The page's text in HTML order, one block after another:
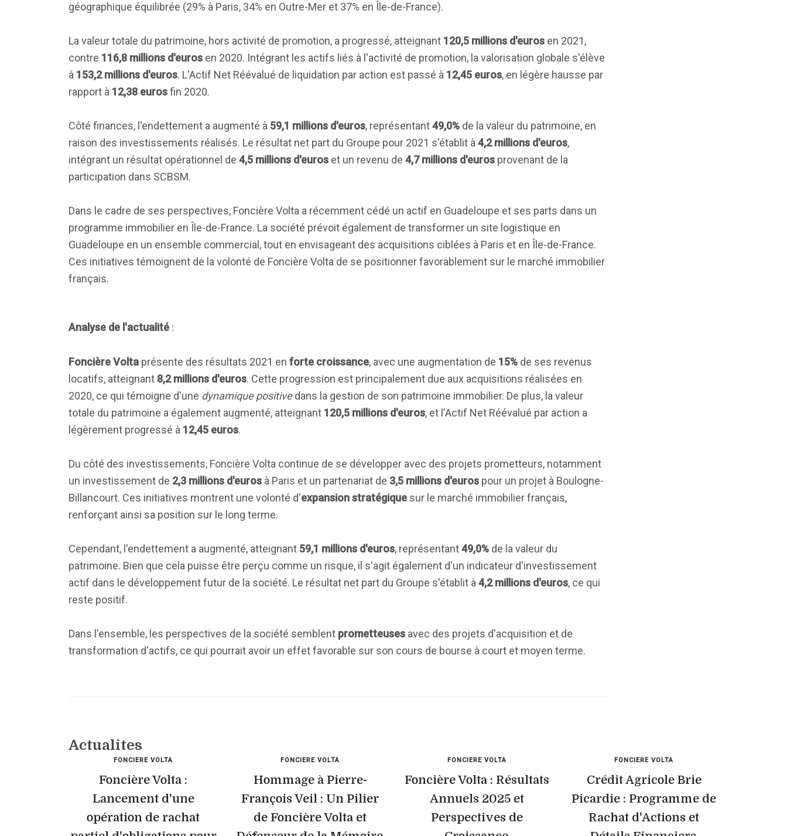
géographique équilibrée (29% à Paris, 34% en Outre-Mer et 37% en Île-de-France).
La valeur totale du patrimoine, hors activité de promotion, a progressé, atteignant 120,5 millions d'euros en 2021,
contre 116,8 millions d'euros en 2020. Intégrant les actifs liés à l'activité de promotion, la valorisation globale s'élève
à 153,2 millions d'euros. L'Actif Net Réévalué de liquidation par action est passé à 12,45 euros, en légère hausse par
rapport à 12,38 eurosfin 2020.
Côté finances, l'endettement a augmenté à 59,1 millions d'euros, représentant49,0% de la valeur du patrimoine, en
raison des investissements réalisés. Le résultat net part du Groupe pour 2021 s'établit à 4,2 millions d'euros,
intégrant un résultat opérationnel de 4,5 millions d'euros et un revenu de 4,7 millions d'euros provenant de la
participation dans SCBSM.
Dans le cadre de ses perspectives, Foncière Volta a récemment cédé un actif en Guadeloupe et ses parts dans un
programme immobilier en Île-de-France. La société prévoit également de transformer un site logistique en
Guadeloupe en un ensemble commercial, tout en envisageant des acquisitions ciblées à Paris et en Île-de-France.
Ces initiatives témoignent de la volonté de Foncière Volta de se positionner favorablement sur le marché immobilier
français.
Analyse de l'actualité :
Foncière Volta présente des résultats 2021 en forte croissance, avec une augmentation de 15% de ses revenus
locatifs, atteignant 8,2 millions d'euros. Cette progression est principalement due aux acquisitions réalisées en
2020, ce qui témoigne d'une dynamique positivedans la gestion de son patrimoine immobilier. De plus, la valeur
totale du patrimoine a également augmenté, atteignant 120,5 millions d'euros, et l'Actif Net Réévalué par action a
légèrement progressé à 12,45 euros.
Du côté des investissements, Foncière Volta continue de se développer avec des projets prometteurs, notamment
un investissement de 2,3 millions d'euros à Paris et un partenariat de 3,5 millions d'euros pour un projet à Boulogne-
Billancourt. Ces initiatives montrent une volonté d'expansion stratégique sur le marché immobilier français,
renforçant ainsi sa position sur le long terme.
Cependant, l'endettement a augmenté, atteignant 59,1 millions d'euros, représentant49,0% de la valeur du
patrimoine. Bien que cela puisse être perçu comme un risque, il s'agit également d'un indicateur d'investissement
actif dans le développement futur de la société. Le résultat net part du Groupe s'établit à 4,2 millions d'euros, ce qui
reste positif.
Dans l'ensemble, les perspectives de la société semblent prometteuses avec des projets d'acquisition et de
transformation d'actifs, ce qui pourrait avoir un effet favorable sur son cours de bourse à court et moyen terme.
Actualites
FONCIERE VOLTA
Foncière Volta :
Lancement d'une
opération de rachat
FONCIERE VOLTA
Hommage à Pierre-
François Veil : Un Pilier
de Foncière Volta et
FONCIERE VOLTA
Foncière Volta : Résultats
Annuels 2025 et
Perspectives de
FONCIERE VOLTA
Crédit Agricole Brie
Picardie : Programme de
Rachat d'Actions et